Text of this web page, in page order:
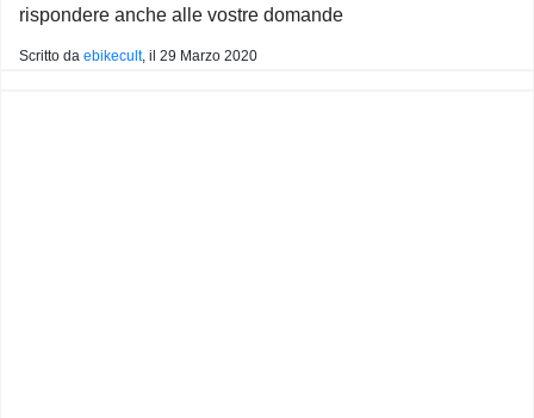
rispondere anche alle vostre domande
Scritto da ebikecult, il 29 Marzo 2020